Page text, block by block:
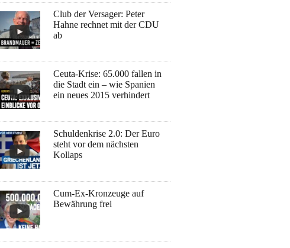
Club der Versager: Peter
Hahne rechnet mit der CDU
ab
Ceuta-Krise: 65.000 fallen in
die Stadt ein – wie Spanien
ein neues 2015 verhindert
Schuldenkrise 2.0: Der Euro
steht vor dem nächsten
Kollaps
Cum-Ex-Kronzeuge auf
Bewährung frei